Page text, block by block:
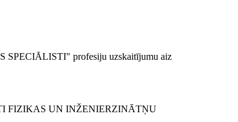
SPECIĀLISTI" profesiju uzskaitījumu aiz
FIZIKAS UN INŽENIERZINĀTŅU